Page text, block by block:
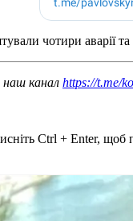
чотири аварії та
наш канал https://t.me/
Ctrl + Enter,